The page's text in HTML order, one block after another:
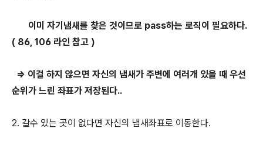
이미 자기냄새를 찾은 것이므로 pass하는 로직이 필요하다.
( 86, 106 라인 참고 )
=> 이걸 하지 않으면 자신의 냄새가 주변에 여러개 있을 때 우선
순위가 느린 좌표가 저장된다..
2. 갈수 있는 곳이 없다면 자신의 냄새좌표로 이동한다.